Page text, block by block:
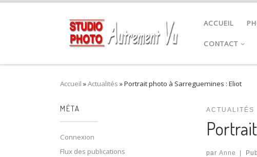
ACCUEIL
CONTACT
Accueil »Actualités »Portrait photo à Sarreguemines : Eliot
ACTUALITÉS
par Anne
MÉTA
Connexion
Flux des publications